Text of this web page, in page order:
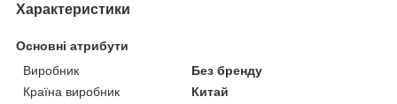
Характеристики
Основні атрибути
Виробник
Без бренду
Країна виробник
Китай